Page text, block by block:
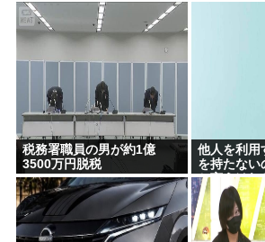
性の低いテーザー銃導入指
摘
か？」【安
税務署職員の男が約1億
3500万円脱税
他人を利用
を持たない
と言うけれ
ってそんな